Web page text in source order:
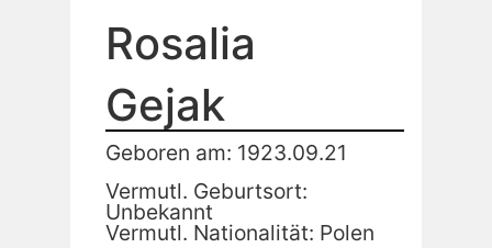
Rosalia
Gejak
Geboren am: 1923.09.21
Vermutl. Geburtsort:
Unbekannt
Vermutl. Nationalität: Polen